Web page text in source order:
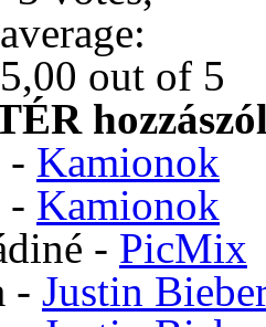
- Kamionok
- Kamionok
- PicMix
- Justin